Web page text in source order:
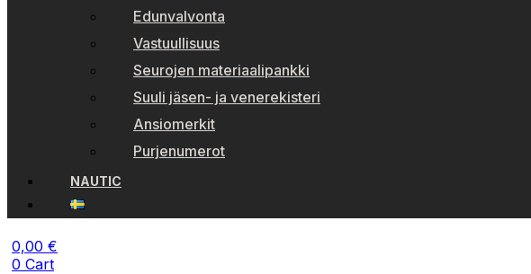
Edunvalvonta
Vastuullisuus
Seurojen materiaalipankki
Suuli jäsen- ja venerekisteri
Ansiomerkit
Purjenumerot
NAUTIC
0,00 €
0 Cart